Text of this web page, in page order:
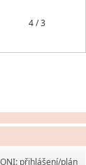
4 / 3
přihlášení/plán